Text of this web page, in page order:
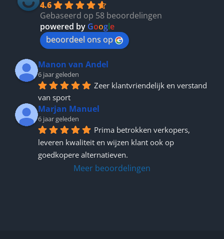
4.6
Gebaseerd op 58 beoordelingen
powered by Google
beoordeel ons op
Manon van Andel
6 jaar geleden
Zeer klantvriendelijk en verstand
van sport
Marjan Manuel
6 jaar geleden
Prima betrokken verkopers,
leveren kwaliteit en wijzen klant ook op
goedkopere alternatieven.
Meer beoordelingen